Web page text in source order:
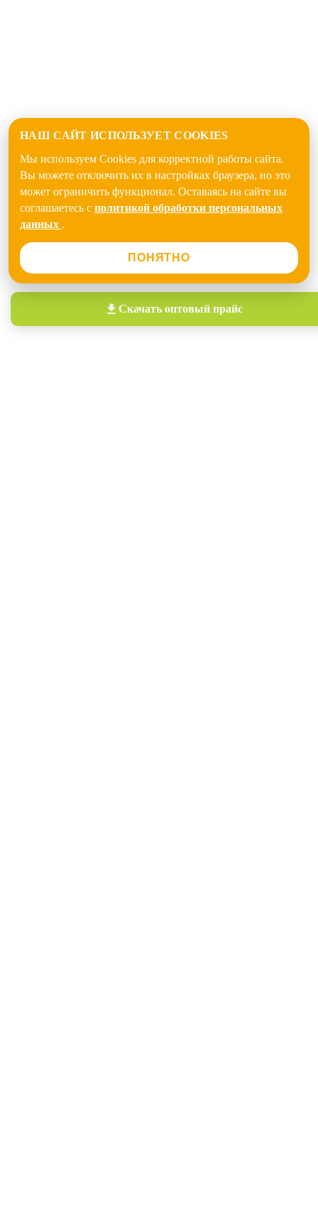
НАШ САЙТ ИСПОЛЬЗУЕТ COOKIES
Мы используем Cookies для корректной работы сайта.
Вы можете отключить их в настройках браузера, но это
может ограничить функционал. Оставаясь на сайте вы
соглашаетесь с политикой обработки персональных
данных .
ПОНЯТНО
Скачать оптовый прайс